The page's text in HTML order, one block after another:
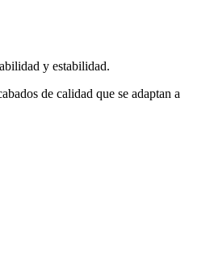
y estabilidad.
de calidad que se adaptan a